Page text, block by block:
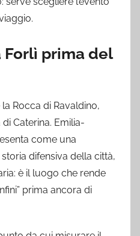
Forlì prima del
Rocca di Ravaldino,
Caterina. Emilia-
come una
difensiva della città,
è il luogo che rende
prima ancora di